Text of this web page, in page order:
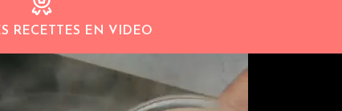
RECETTES EN VIDEO